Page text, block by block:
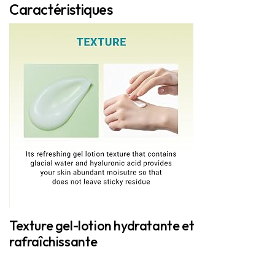
Caractéristiques
Texture gel-lotion hydratante et
rafraîchissante